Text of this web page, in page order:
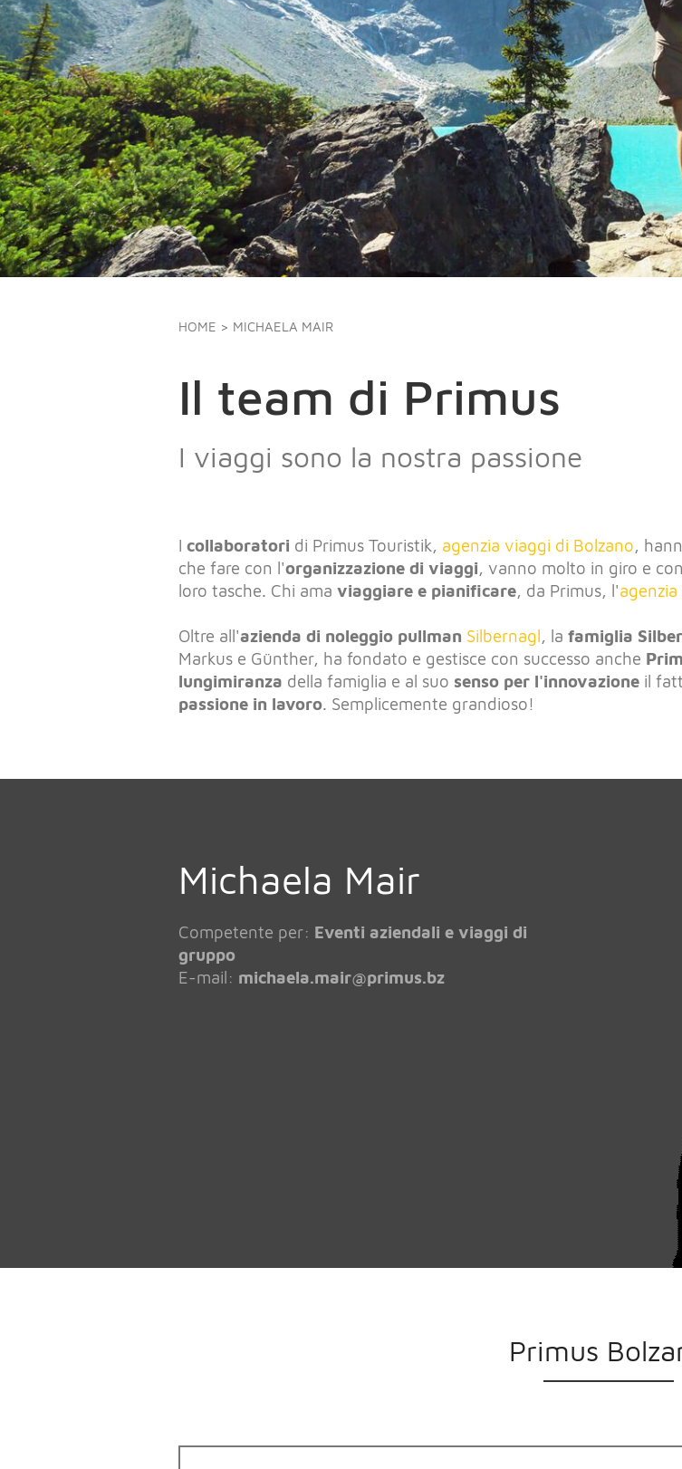
HOME > MICHAELA MAIR
Il team di Primus
I viaggi sono la nostra passione
I collaboratori di Primus Touristik, agenzia viaggi di Bolzano,
che fare con l'organizzazione di viaggi, vanno molto in giro e
loro tasche. Chi ama viaggiare e pianificare, da Primus, l'
Oltre all'azienda di noleggio pullman Silbernagl, la famiglia
Markus e Günther, ha fondato e gestisce con successo anche
lungimiranza della famiglia e al suo senso per l'innovazione il
passione in lavoro. Semplicemente grandioso!
Michaela Mair
Competente per: Eventi aziendali e viaggi di
gruppo
E-mail: michaela.mair@primus.bz
Primus